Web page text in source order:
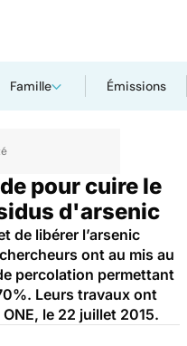
Famille Émissions
pour cuire le
d'arsenic
de libérer l’arsenic
ont au mis au
percolation permettant
Leurs travaux ont
le 22 juillet 2015.